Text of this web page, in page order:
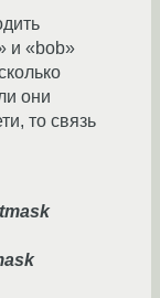
и «bob»
они
то связь